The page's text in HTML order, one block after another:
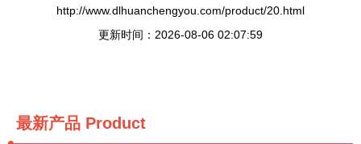
http://www.dlhuanchengyou.com/product/20.html
更新时间：2026-08-06 02:07:59
最新产品 Product